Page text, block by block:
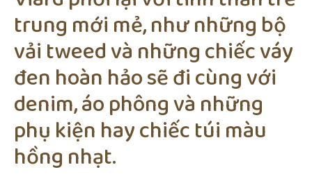
trung mới mẻ, như những bộ
vải tweed và những chiếc váy
đen hoàn hảo sẽ đi cùng với
denim, áo phông và những
phụ kiện hay chiếc túi màu
hồng nhạt.